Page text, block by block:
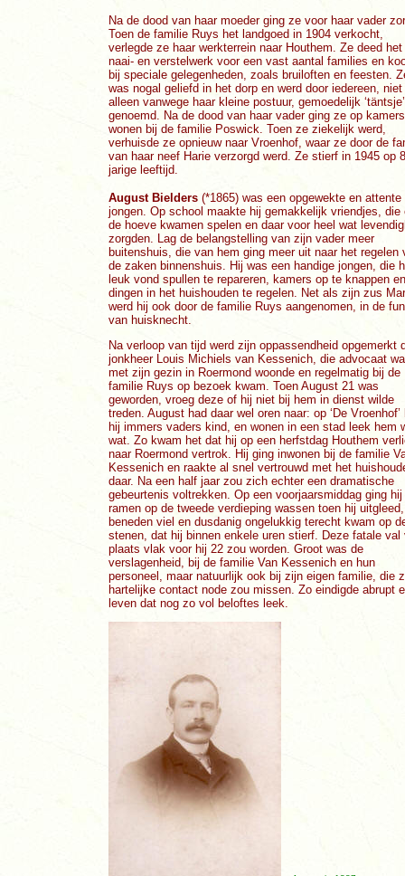
Na de dood van haar moeder ging ze voor haar vader
Toen de familie Ruys het landgoed in 1904 verkocht,
verlegde ze haar werkterrein naar Houthem. Ze deed het
naai- en verstelwerk voor een vast aantal families en
bij speciale gelegenheden, zoals bruiloften en feesten.
was nogal geliefd in het dorp en werd door iedereen, niet
alleen vanwege haar kleine postuur, gemoedelijk ‘täntsje’
genoemd. Na de dood van haar vader ging ze op kamers
wonen bij de familie Poswick. Toen ze ziekelijk werd,
verhuisde ze opnieuw naar Vroenhof, waar ze door de
van haar neef Harie verzorgd werd. Ze stierf in 1945 op
jarige leeftijd.
August Bielders (*1865) was een opgewekte en attente
jongen. Op school maakte hij gemakkelijk vriendjes, die
de hoeve kwamen spelen en daar voor heel wat
zorgden. Lag de belangstelling van zijn vader meer
buitenshuis, die van hem ging meer uit naar het regelen
de zaken binnenshuis. Hij was een handige jongen, die
leuk vond spullen te repareren, kamers op te knappen en
dingen in het huishouden te regelen. Net als zijn zus
werd hij ook door de familie Ruys aangenomen, in de
van huisknecht.
Na verloop van tijd werd zijn oppassendheid opgemerkt
jonkheer Louis Michiels van Kessenich, die advocaat
met zijn gezin in Roermond woonde en regelmatig bij de
familie Ruys op bezoek kwam. Toen August 21 was
geworden, vroeg deze of hij niet bij hem in dienst wilde
treden. August had daar wel oren naar: op ‘De Vroenhof’
hij immers vaders kind, en wonen in een stad leek hem
wat. Zo kwam het dat hij op een herfstdag Houthem
naar Roermond vertrok. Hij ging inwonen bij de familie
Kessenich en raakte al snel vertrouwd met het
daar. Na een half jaar zou zich echter een dramatische
gebeurtenis voltrekken. Op een voorjaarsmiddag ging hij
ramen op de tweede verdieping wassen toen hij
beneden viel en dusdanig ongelukkig terecht kwam op
stenen, dat hij binnen enkele uren stierf. Deze fatale val
plaats vlak voor hij 22 zou worden. Groot was de
verslagenheid, bij de familie Van Kessenich en hun
personeel, maar natuurlijk ook bij zijn eigen familie, die
hartelijke contact node zou missen. Zo eindigde abrupt
leven dat nog zo vol beloftes leek.